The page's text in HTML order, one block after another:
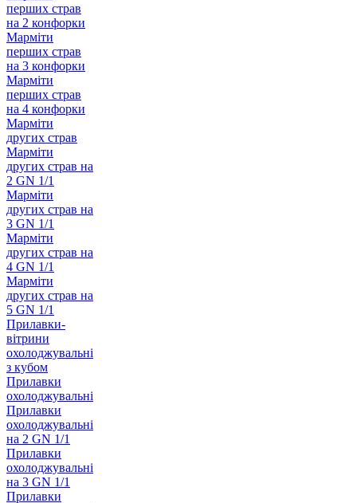
перших страв
на 2 конфорки
Марміти
перших страв
на 3 конфорки
Марміти
перших страв
на 4 конфорки
Марміти
других страв
Марміти
других страв на
2 GN 1/1
Марміти
других страв на
3 GN 1/1
Марміти
других страв на
4 GN 1/1
Марміти
других страв на
5 GN 1/1
Прилавки-
вітрини
охолоджувальні
з кубом
Прилавки
охолоджувальні
Прилавки
охолоджувальні
на 2 GN 1/1
Прилавки
охолоджувальні
на 3 GN 1/1
Прилавки